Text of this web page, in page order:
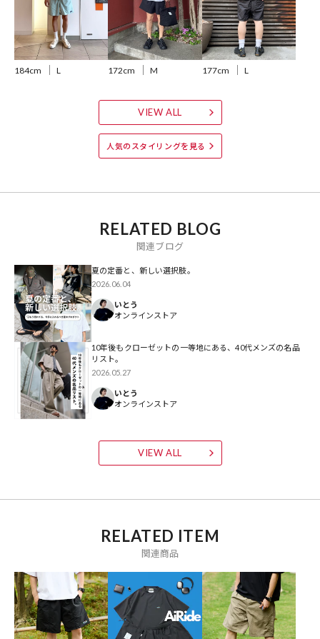
テムです。
【環境に配慮したサスティナブルアイテムです】
漁網をリサイクルしたネットプラス素材を採用し、海洋プラスチック
汚染の削減に貢献するサステナブルアイテムです。
ブルーサイン認証素材を使用し、フェアトレード・サーティファイド
の工場で製造されています。
ご購入の際に特定の原産国をご指定いただくことはできません。
※こちらの商品は、弊社管理上のカラーを表記しております為、タグ
のカラー表記と異なる記載となっております。
【サイト表記：タグ表記】
ブラック：BOB/BK
オレンジ：ORPL/OrangePeel
グリーン：OLGM/GemGreen
オリーブ：ENWS/WeatheredStone/OLIVE
サックスブルー：SHRB/ShoreBlue
ブルー：TPBL/TidepoolBlue
ネイビー：TCLN/NewNavy
パープル：OLFM/Faded Magenta/PPL
その他/柄１：JGDO/DolomiteBlue
※掲載画像の商品の色味は、屋外や屋内の光の照射や角度により実物
と色味が異なる場合がございます。また表示のサイズ感と実物は若干
ンタグを必ずご確認下さい。
※こちらの商品はオンラインストアでの限定展開となります。
184cm L 172cm M 177cm L
VIEW ALL
人気のスタイリングを見る
RELATED BLOG
関連ブログ
夏の定番と、新しい選択肢。
2026.06.04
いとう
オンラインストア
10年後もクローゼットの一等地にある、40代メンズの名品
リスト。
2026.05.27
いとう
オンラインストア
VIEW ALL
RELATED ITEM
関連商品